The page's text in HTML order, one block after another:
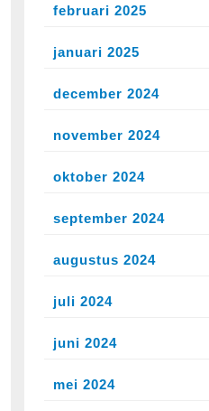
februari 2025
januari 2025
december 2024
november 2024
oktober 2024
september 2024
augustus 2024
juli 2024
juni 2024
mei 2024